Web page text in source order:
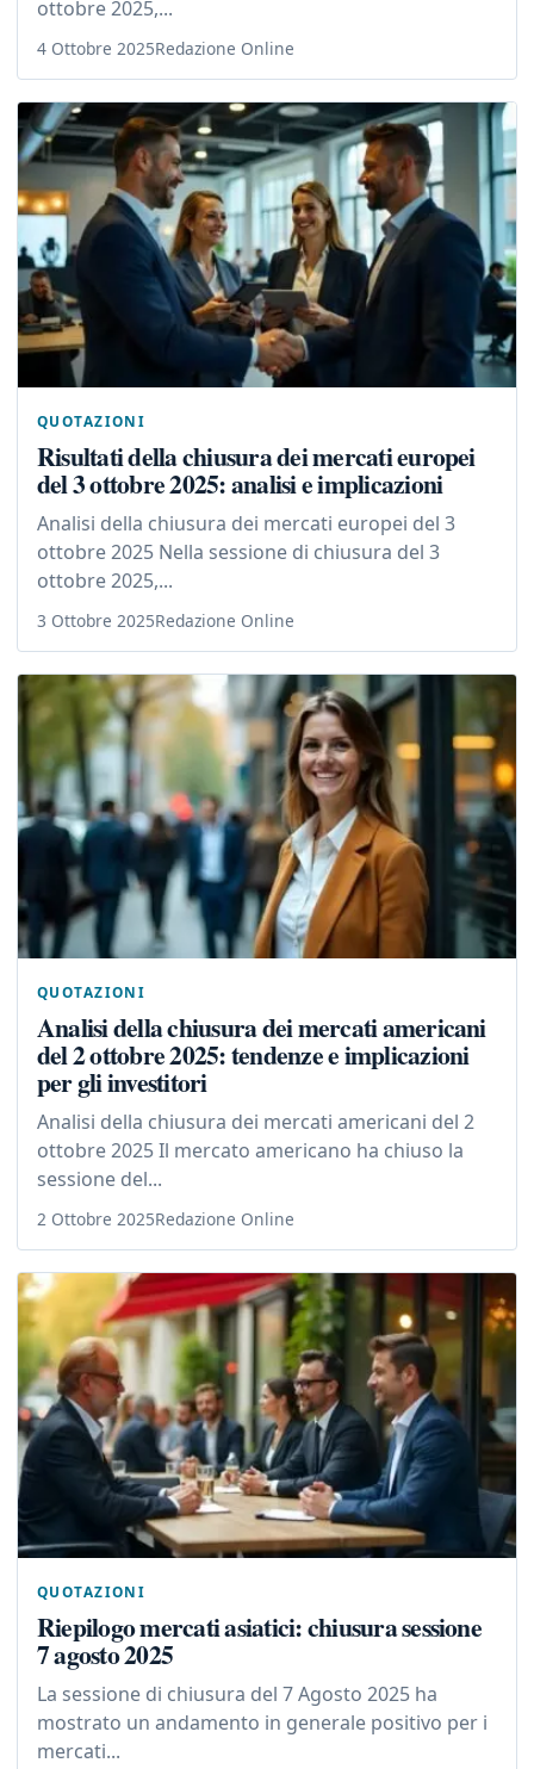
ottobre 2025,...
4 Ottobre 2025Redazione Online
QUOTAZIONI
Risultati della chiusura dei mercati europei
del 3 ottobre 2025: analisi e implicazioni
Analisi della chiusura dei mercati europei del 3
ottobre 2025 Nella sessione di chiusura del 3
ottobre 2025,...
3 Ottobre 2025Redazione Online
QUOTAZIONI
Analisi della chiusura dei mercati americani
del 2 ottobre 2025: tendenze e implicazioni
per gli investitori
Analisi della chiusura dei mercati americani del 2
ottobre 2025 Il mercato americano ha chiuso la
sessione del...
2 Ottobre 2025Redazione Online
QUOTAZIONI
Riepilogo mercati asiatici: chiusura sessione
7 agosto 2025
La sessione di chiusura del 7 Agosto 2025 ha
mostrato un andamento in generale positivo per i
mercati...